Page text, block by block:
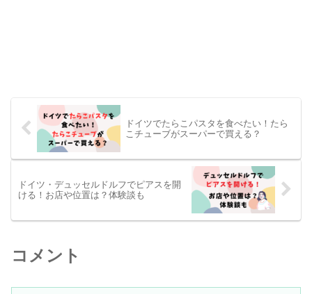
ドイツでたらこパスタを食べたい！たら
こチューブがスーパーで買える？
ドイツ・デュッセルドルフでピアスを開
ける！お店や位置は？体験談も
コメント